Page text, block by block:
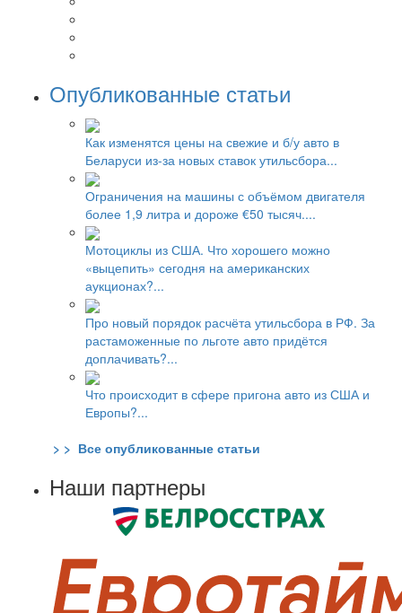
Опубликованные статьи
Как изменятся цены на свежие и б/у авто в
Беларуси из-за новых ставок утильсбора...
Ограничения на машины с объёмом двигателя
более 1,9 литра и дороже €50 тысяч....
Мотоциклы из США. Что хорошего можно
«выцепить» сегодня на американских
аукционах?...
Про новый порядок расчёта утильсбора в РФ. За
растаможенные по льготе авто придётся
доплачивать?...
Что происходит в сфере пригона авто из США и
Европы?...
> > Все опубликованные статьи
Наши партнеры